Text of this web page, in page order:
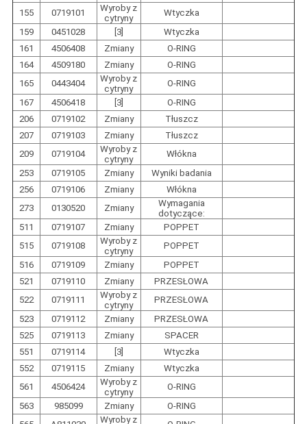
155
0719101
Wyroby z
cytryny
Wtyczka
159
0451028 [3]
Wtyczka
161
4506408 Zmiany
O-RING
164
4509180 Zmiany
O-RING
165
0443404
Wyroby z
cytryny
O-RING
167
4506418 [3]
O-RING
206
0719102 Zmiany
Tłuszcz
207
0719103 Zmiany
Tłuszcz
209
0719104
Wyroby z
cytryny
Włókna
253
0719105 Zmiany
Wyniki badania
256
0719106 Zmiany
Włókna
273
0130520 Zmiany
Wymagania
dotyczące:
511
0719107 Zmiany
POPPET
515
0719108
Wyroby z
cytryny
POPPET
516
0719109 Zmiany
POPPET
521
0719110 Zmiany
PRZESŁOWA
522
0719111
Wyroby z
cytryny
PRZESŁOWA
523
0719112 Zmiany
PRZESŁOWA
525
0719113 Zmiany
SPACER
551
0719114 [3]
Wtyczka
552
0719115 Zmiany
Wtyczka
561
4506424
Wyroby z
cytryny
O-RING
563
985099 Zmiany
O-RING
Wyroby z